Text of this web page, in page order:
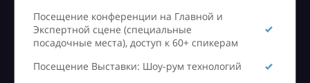
Посещение конференции на Главной и
Экспертной сцене (специальные
посадочные места), доступ к 60+ спикерам
Посещение Выставки: Шоу-рум технологий